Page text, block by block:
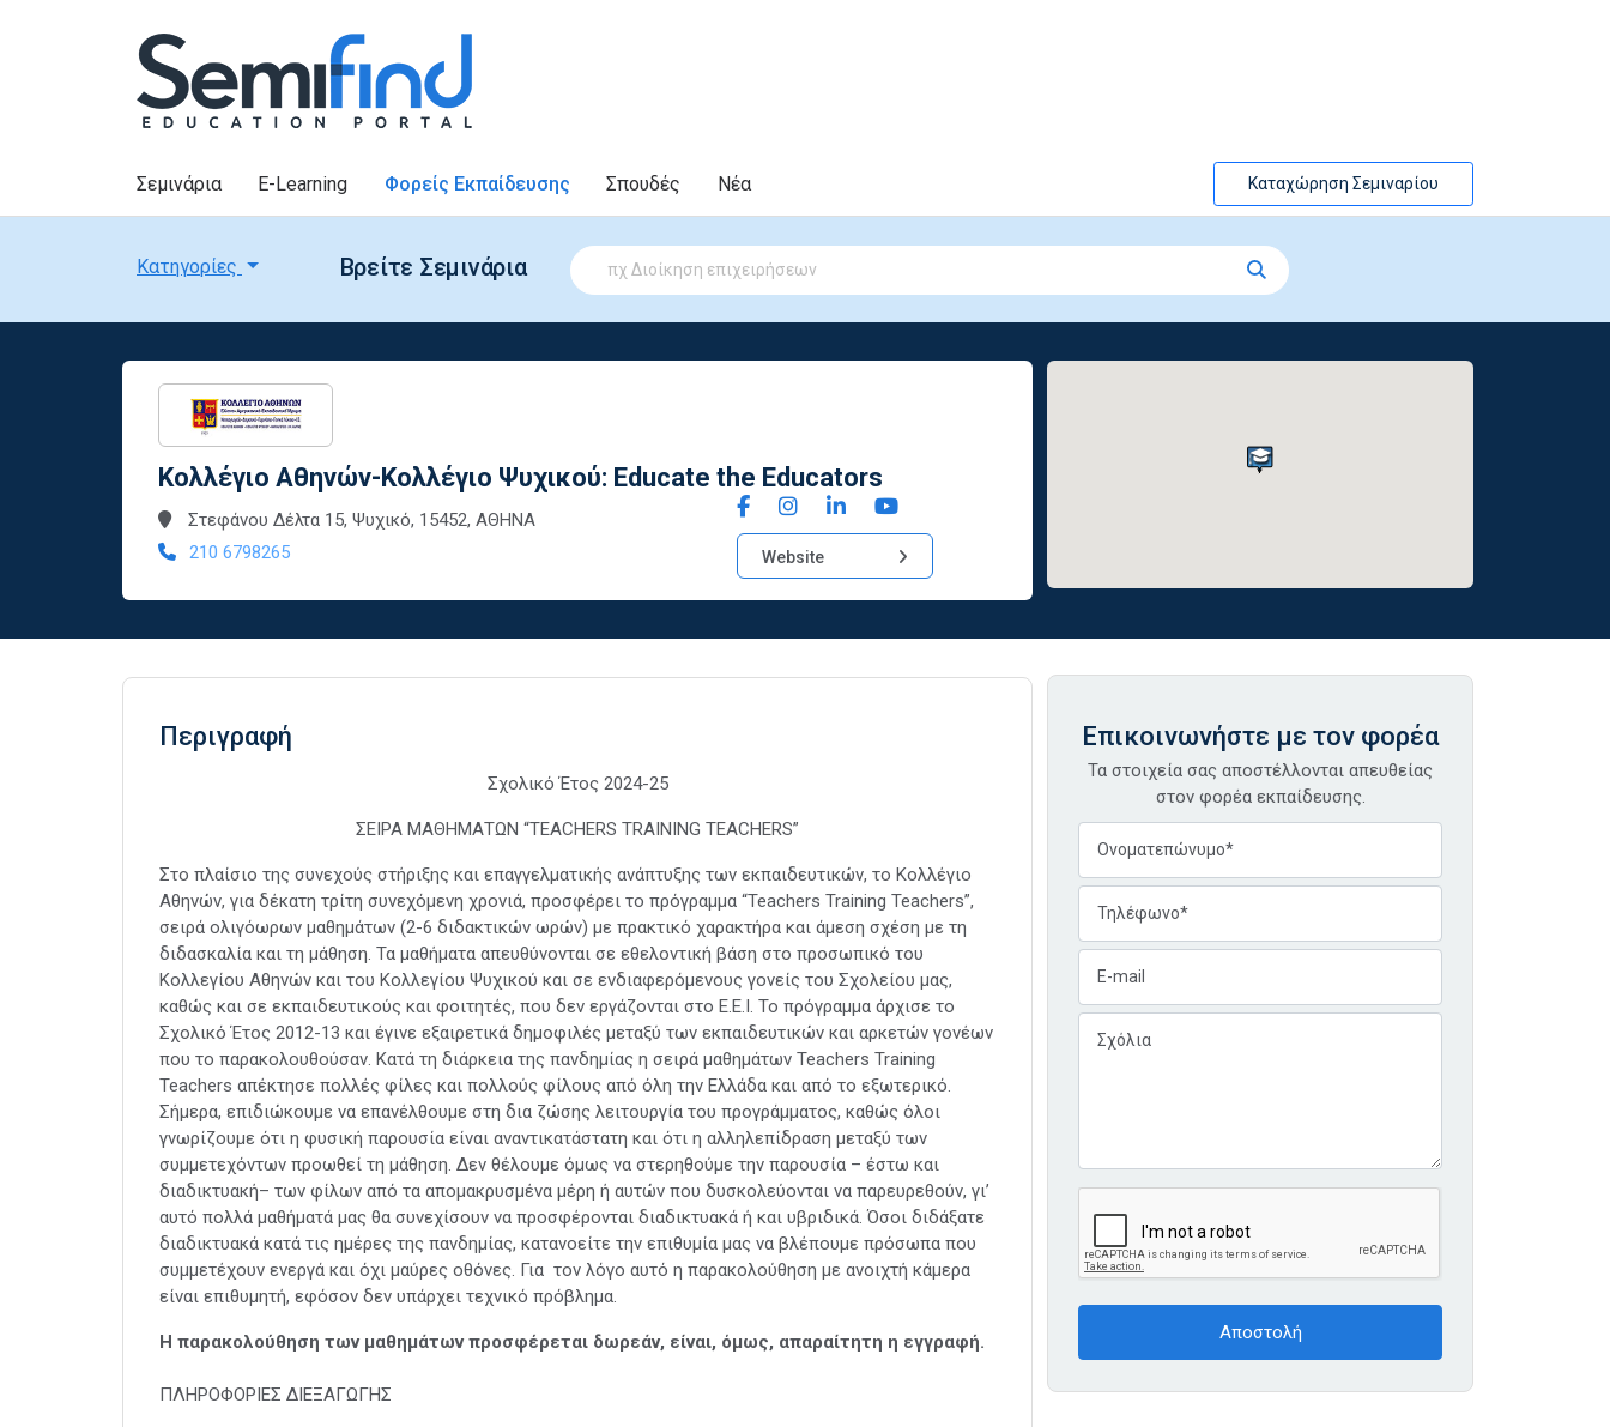
Σεμινάρια E-Learning Φορείς Εκπαίδευσης Σπουδές Νέα Καταχώρηση Σεμιναρίου
Κατηγορίες Βρείτε Σεμινάρια
Κολλέγιο Αθηνών-Κολλέγιο Ψυχικού: Educate the Educators
Στεφάνου Δέλτα 15, Ψυχικό, 15452, ΑΘΗΝΑ
210 6798265
Website
Περιγραφή
Σχολικό Έτος 2024-25
ΣΕΙΡΑ ΜΑΘΗΜΑΤΩΝ “TEACHERS TRAINING TEACHERS”
Στο πλαίσιο της συνεχούς στήριξης και επαγγελματικής ανάπτυξης των εκπαιδευτικών, το Κολλέγιο
Αθηνών, για δέκατη τρίτη συνεχόμενη χρονιά, προσφέρει το πρόγραμμα “Teachers Training Teachers”,
σειρά ολιγόωρων μαθημάτων (2-6 διδακτικών ωρών) με πρακτικό χαρακτήρα και άμεση σχέση με τη
διδασκαλία και τη μάθηση. Τα μαθήματα απευθύνονται σε εθελοντική βάση στο προσωπικό του
Κολλεγίου Αθηνών και του Κολλεγίου Ψυχικού και σε ενδιαφερόμενους γονείς του Σχολείου μας,
καθώς και σε εκπαιδευτικούς και φοιτητές, που δεν εργάζονται στο Ε.Ε.Ι. Το πρόγραμμα άρχισε το
Σχολικό Έτος 2012-13 και έγινε εξαιρετικά δημοφιλές μεταξύ των εκπαιδευτικών και αρκετών γονέων
που το παρακολουθούσαν. Κατά τη διάρκεια της πανδημίας η σειρά μαθημάτων Teachers Training
Teachers απέκτησε πολλές φίλες και πολλούς φίλους από όλη την Ελλάδα και από το εξωτερικό.
Σήμερα, επιδιώκουμε να επανέλθουμε στη δια ζώσης λειτουργία του προγράμματος, καθώς όλοι
γνωρίζουμε ότι η φυσική παρουσία είναι αναντικατάστατη και ότι η αλληλεπίδραση μεταξύ των
συμμετεχόντων προωθεί τη μάθηση. Δεν θέλουμε όμως να στερηθούμε την παρουσία – έστω και
διαδικτυακή– των φίλων από τα απομακρυσμένα μέρη ή αυτών που δυσκολεύονται να παρευρεθούν, γι’
αυτό πολλά μαθήματά μας θα συνεχίσουν να προσφέρονται διαδικτυακά ή και υβριδικά. Όσοι διδάξατε
διαδικτυακά κατά τις ημέρες της πανδημίας, κατανοείτε την επιθυμία μας να βλέπουμε πρόσωπα που
συμμετέχουν ενεργά και όχι μαύρες οθόνες. Για τον λόγο αυτό η παρακολούθηση με ανοιχτή κάμερα
είναι επιθυμητή, εφόσον δεν υπάρχει τεχνικό πρόβλημα.
Η παρακολούθηση των μαθημάτων προσφέρεται δωρεάν, είναι, όμως, απαραίτητη η εγγραφή.
ΠΛΗΡΟΦΟΡΙΕΣ ΔΙΕΞΑΓΩΓΗΣ
Επικοινωνήστε με τον φορέα
Τα στοιχεία σας αποστέλλονται απευθείας
στον φορέα εκπαίδευσης.